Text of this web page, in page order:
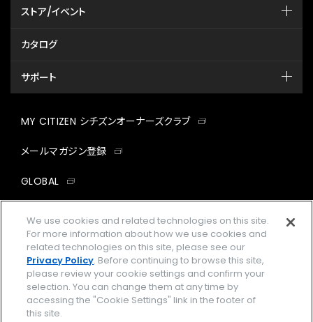
ストア/イベント
カタログ
サポート
MY CITIZEN シチズンオーナーズクラブ
メールマガジン登録
GLOBAL
facebookinstagramtwitter
企業情報 ご利用規約
プライバシーポリシー Cookies Settings
We use cookies and related technologies on this site.
For more information about how we use cookies and
related technologies on this site, please see our
Privacy Policy. Before continuing to browse this site,
please review your cookie settings and confirm your
selection. You can change them at any time by
accessing the "Cookie Settings" link in the footer of
this site.